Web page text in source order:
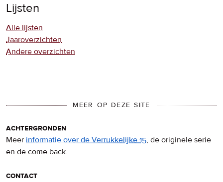
Lijsten
Alle lijsten
Jaaroverzichten
Andere overzichten
MEER OP DEZE SITE
achtergronden
Meer informatie over de Verrukkelijke 15, de originele serie
en de come back.
contact